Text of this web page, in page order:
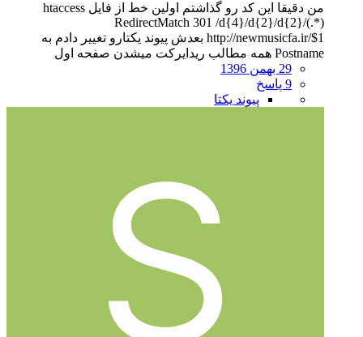
من دقیقا این کد رو گذاشتم اولین خط از فایل htaccess
RedirectMatch 301 /d{4}/d{2}/d{2}/(.*)
http://newmusicfa.ir/$1 بعدش پیوند یکتارو تغییر دادم به
Postname همه مطالب ریدایرکت میشدن صفحه اول
29 بهمن 1396
9 پاسخ
پیوند یکتا